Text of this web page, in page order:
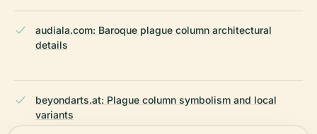
audiala.com: Baroque plague column architectural
details
beyondarts.at: Plague column symbolism and local
variants